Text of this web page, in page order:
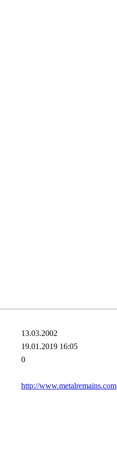
13.03.2002
19.01.2019 16:05
0
http://www.metalremains.com